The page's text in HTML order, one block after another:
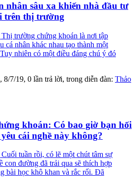
nhân sâu xa khiến nhà đầu tư
trên thị trường
trường chứng khoán là nơi tập
cá nhân khác nhau tạo thành một
nhiên có một điều đáng chú ý đó
, 8/7/19, 0 lần trả lời, trong diễn đàn: Thảo
khoán: Có bao giờ bạn hối
cái nghề này không?
tuần rồi, có lẽ một chút tâm sự
con đường đã trải qua sẽ thích hợp
bài học khô khan và rắc rối. Đã